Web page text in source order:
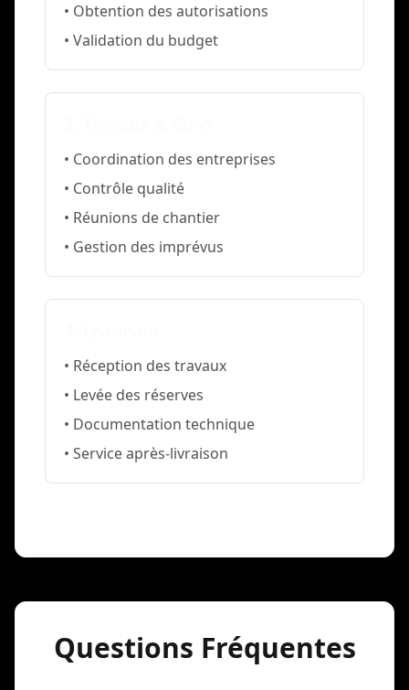
• Obtention des autorisations
• Validation du budget
• Coordination des entreprises
• Contrôle qualité
• Réunions de chantier
• Gestion des imprévus
• Réception des travaux
• Levée des réserves
• Documentation technique
• Service après-livraison
Questions Fréquentes